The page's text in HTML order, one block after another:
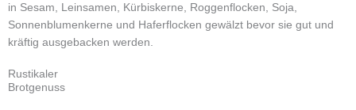
in Sesam, Leinsamen, Kürbiskerne, Roggenflocken, Soja,
Sonnenblumenkerne und Haferflocken gewälzt bevor sie gut und
kräftig ausgebacken werden.
Rustikaler
Brotgenuss